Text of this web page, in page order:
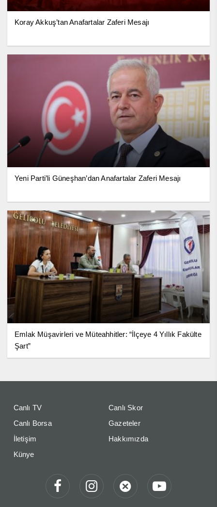
Koray Akkuş’tan Anafartalar Zaferi Mesajı
Yeni Parti’li Güneşhan’dan Anafartalar Zaferi Mesajı
Emlak Müşavirleri ve Müteahhitler: “İlçeye 4 Yıllık Fakülte
Şart”
Canlı TV
Canlı Skor
Canlı Borsa
Gazeteler
İletişim
Hakkımızda
Künye